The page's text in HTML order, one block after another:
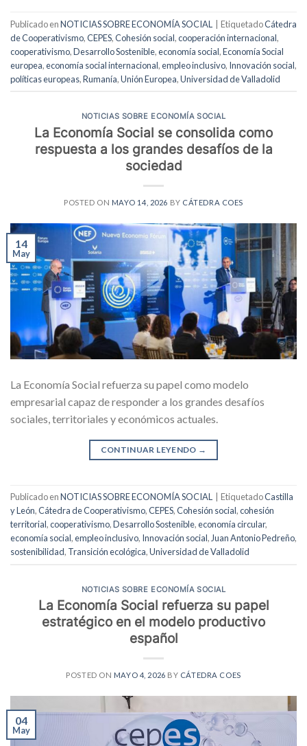
Publicado enNOTICIAS SOBRE ECONOMÍA SOCIAL EtiquetadoCátedra
de Cooperativismo,CEPES,Cohesión social,cooperación internacional,
cooperativismo,Desarrollo Sostenible,economía social,Economía Social
europea,economía social internacional,empleo inclusivo, Innovación social,
políticas europeas,Rumanía,Unión Europea,Universidad de Valladolid
NOTICIAS SOBRE ECONOMÍA SOCIAL
La Economía Social se consolida como
respuesta a los grandes desafíos de la
sociedad
POSTED ON MAYO 14, 2026 BY CÁTEDRA COES
14
May
La Economía Social refuerza su papel como modelo
empresarial capaz de responder a los grandes desafíos
sociales, territoriales y económicos actuales.
CONTINUAR LEYENDO →
Publicado enNOTICIAS SOBRE ECONOMÍA SOCIAL EtiquetadoCastilla
y León,Cátedra de Cooperativismo,CEPES,Cohesión social,cohesión
territorial,cooperativismo,Desarrollo Sostenible,economía circular,
economía social,empleo inclusivo, Innovación social, Juan Antonio Pedreño,
sostenibilidad, Transición ecológica,Universidad de Valladolid
NOTICIAS SOBRE ECONOMÍA SOCIAL
La Economía Social refuerza su papel
estratégico en el modelo productivo
español
POSTED ON MAYO 4, 2026 BY CÁTEDRA COES
04
May